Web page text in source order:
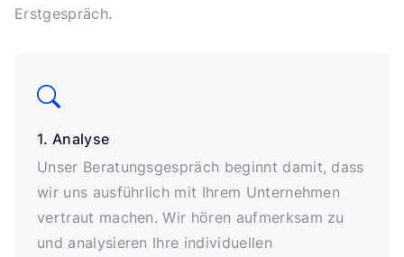
Erstgespräch.
1. Analyse
Unser Beratungsgespräch beginnt damit, dass
wir uns ausführlich mit Ihrem Unternehmen
vertraut machen. Wir hören aufmerksam zu
und analysieren Ihre individuellen